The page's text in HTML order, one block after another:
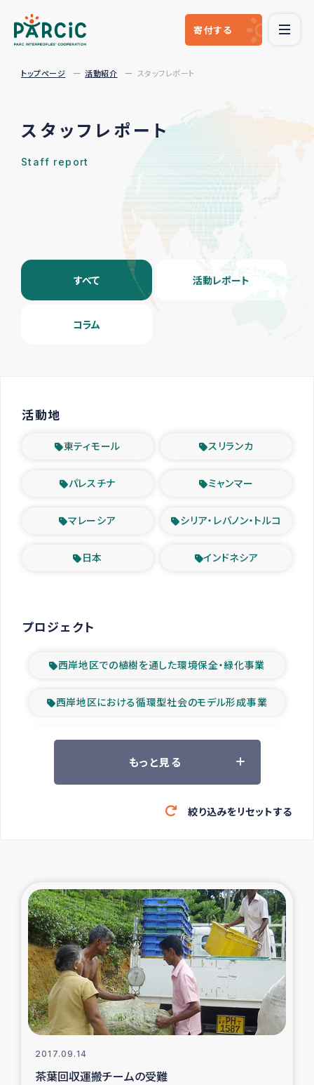
寄付する
トップページ 活動紹介 スタッフレポート
スタッフレポート
Staff report
すべて 活動レポート
コラム
活動地
東ティモール スリランカ
パレスチナ ミャンマー
マレーシア シリア・レバノン・トルコ
日本 インドネシア
プロジェクト
西岸地区での植樹を通した環境保全・緑化事業
西岸地区における循環型社会のモデル形成事業
ツアー参加者の声
緊急救援の時代
東ティモール豪雨緊急支援
大雨による洪水被災者支援
カカオ生産者支援事業
シリア国内避難民・帰還民の生活再建支援
トルコにおけるシリア難民支援事業
インドネシア中部 スラウェシの地震・津波被災者支援
もっと見る
絞り込みをリセットする
2017.09.14
茶葉回収運搬チームの受難